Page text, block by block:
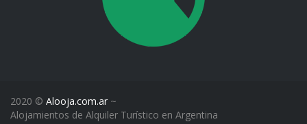
2020 © Alooja.com.ar ~
Alojamientos de Alquiler Turístico en Argentina